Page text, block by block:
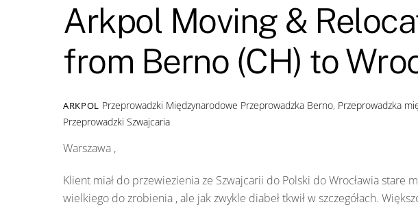
Arkpol Moving &
from Berno (CH) to
ARKPOL Przeprowadzki Międzynarodowe Przeprowadzka Berno, Przeprowadzka
Przeprowadzki Szwajcaria
Warszawa ,
Klient miał do przewiezienia ze Szwajcarii do Polski do Wrocławia stare
wielkiego do zrobienia , ale jak zwykle diabeł tkwił w szczegółach.